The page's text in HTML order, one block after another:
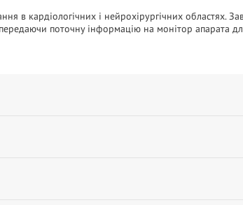
в кардіологічних і нейрохірургічних областях.
поточну інформацію на монітор апарата